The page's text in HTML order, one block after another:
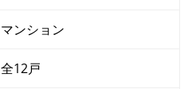
マンション
全12戸